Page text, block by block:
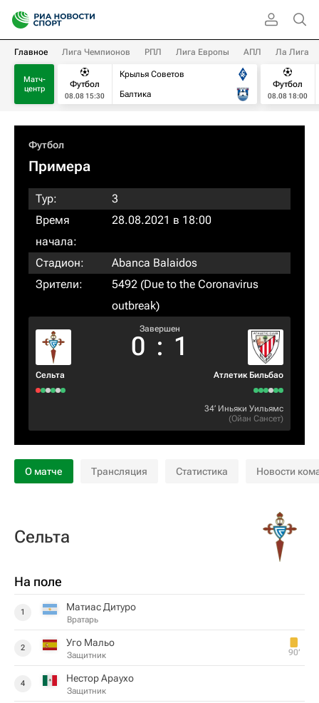
Главное Лига Чемпионов РПЛ Лига Европы АПЛ Ла Лига
Матч-
центр
Футбол
08.08 15:30
Крылья Советов
Балтика
Футбол
08.08 18:00
Футбол
Примера
Тур:
3
Время
начала:
28.08.2021 в 18:00
Стадион:
Abanca Balaidos
Зрители:
5492 (Due to the Coronavirus
outbreak)
Сельта
Завершен
0 : 1
Атлетик Бильбао
34‎’‎ Иньяки Уильямс
(Ойан Сансет)
О матче Трансляция Статистика Новости
Сельта
На поле
1 Матиас Дитуро
Вратарь
2 Уго Мальо
Защитник 90‎’‎
4 Нестор Араухо
Защитник